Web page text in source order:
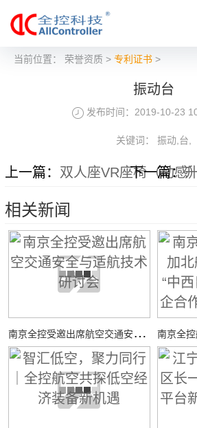
当前位置： 荣誉资质> 专利证书>
振动台
发布时间：2019-10-23
关键词： 振动,台,
上一篇： 双人座VR座椅（动感
下一篇：
相关新闻
南
京全控受邀出席航空交通安全与适航技术研讨会